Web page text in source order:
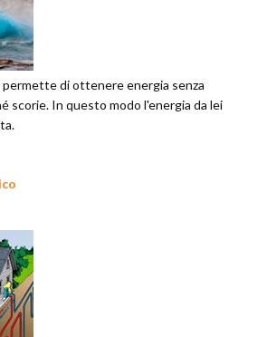
di ottenere energia senza
scorie. In questo modo l'energia da lei